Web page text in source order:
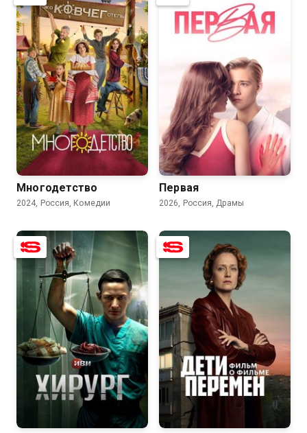
8.1 6.9
Многодетство
2024, Россия, Комедии
7.1 6.4
Первая
2026, Россия, Драмы